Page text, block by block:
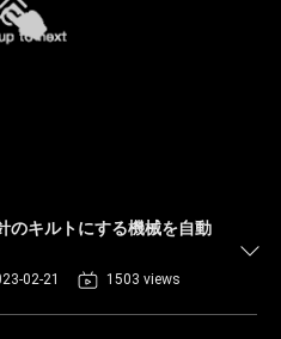
のキルトにする機械を自動
02-21 1503 views